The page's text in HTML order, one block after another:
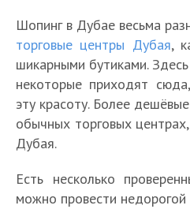
Шопинг в Дубае весьма
торговые центры Дубая,
шикарными бутиками.
некоторые приходят
эту красоту. Более
обычных торговых
Дубая.
Есть несколько
можно провести недорогой